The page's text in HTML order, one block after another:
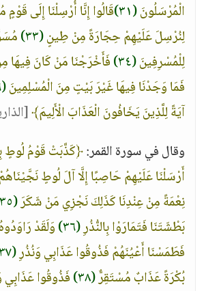
الْمُرْسَلُونَ(٣١) قَالُوا إِنَّا أُرْسِلْنَا إِلَى
لِنُرْسِلَ عَلَيْهِمْ حِجَارَةً مِنْ طِينٍ(٣٣)
لِلْمُسْرِفِينَ(٣٤) فَأَخْرَجْنَا مَنْ كَانَ فِيهَا
فَمَا وَجَدْنَا فِيهَا غَيْرَ بَيْتٍ مِنَ الْمُسْلِمِينَ(٣٦)
آيَةً لِلَّذِينَ يَخَافُونَ الْعَذَابَ الْأَلِيمَ﴾
وقال في سورة القمر:﴿كَذَّبَتْ قَوْمُ لُوطٍ
أَرْسَلْنَا عَلَيْهِمْ حَاصِبًا إِلَّا آلَ لُوطٍ
نِعْمَةً مِنْ عِنْدِنَا كَذَلِكَ نَجْزِي مَنْ شَكَرَ(٣٥)
بَطْشَتَنَا فَتَمَارَوْا بِالنُّذُرِ(٣٦)
وَلَقَدْ
فَطَمَسْنَا أَعْيُنَهُمْ فَذُوقُوا عَذَابِي وَنُذُرِ(٣٧)
بُكْرَةً عَذَابٌ مُسْتَقِرٌّ(٣٨) فَذُوقُوا عَذَابِي